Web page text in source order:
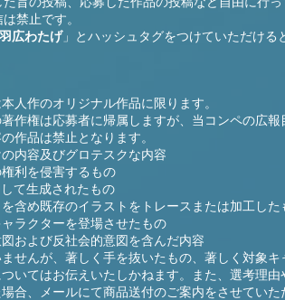
禁止です。
広わたげ」とハッシュタグをつけていただける
人作のオリジナル作品に限ります。
作権は応募者に帰属しますが、当コンペの広
作品は禁止となります。
の内容及びグロテスクな内容
権利を侵害するもの
して生成されたもの
を含め既存のイラストをトレースまたは加工した
ャラクターを登場させたもの
図および反社会的意図を含んだ内容
せんが、著しく手を抜いたもの、著しく対象
いてはお伝えいたしかねます。また、選考理
合、メールにて商品送付のご案内をさせてい